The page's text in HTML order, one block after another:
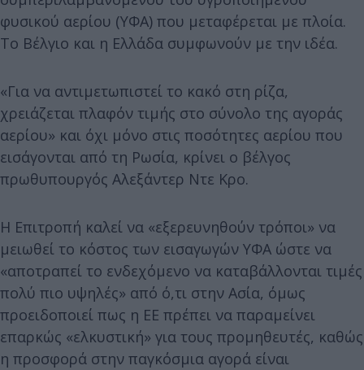
φυσικού αερίου (ΥΦΑ) που μεταφέρεται με πλοία.
Το Βέλγιο και η Ελλάδα συμφωνούν με την ιδέα.
«Για να αντιμετωπιστεί το κακό στη ρίζα,
χρειάζεται πλαφόν τιμής στο σύνολο της αγοράς
αερίου» και όχι μόνο στις ποσότητες αερίου που
εισάγονται από τη Ρωσία, κρίνει ο βέλγος
πρωθυπουργός Αλεξάντερ Ντε Κρο.
Η Επιτροπή καλεί να «εξερευνηθούν τρόποι» να
μειωθεί το κόστος των εισαγωγών ΥΦΑ ώστε να
«αποτραπεί το ενδεχόμενο να καταβάλλονται τιμές
πολύ πιο υψηλές» από ό,τι στην Ασία, όμως
προειδοποιεί πως η ΕΕ πρέπει να παραμείνει
επαρκώς «ελκυστική» για τους προμηθευτές, καθώς
η προσφορά στην παγκόσμια αγορά είναι